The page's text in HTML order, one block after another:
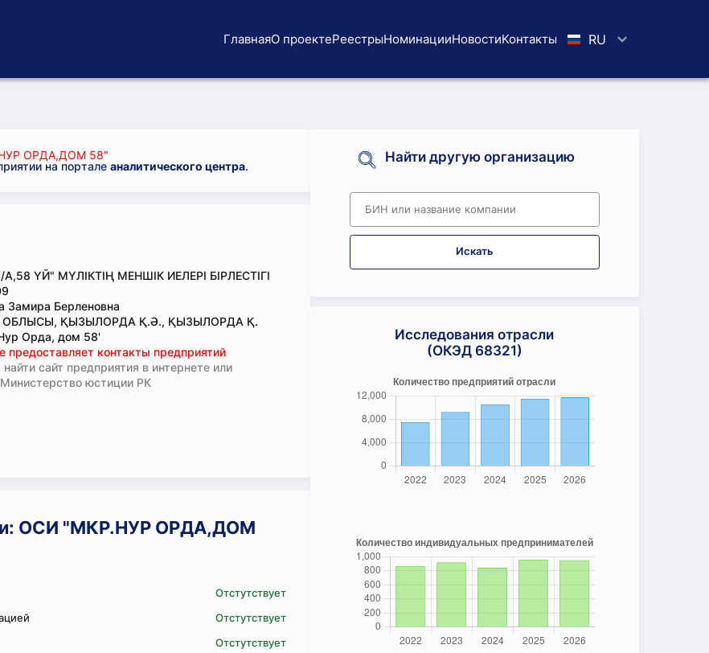
ГлавнаяО проектеРеестрыНоминацииНовостиKoнтaкты RU
ОРДА,ДОМ 58"
на портале аналитического центра.
ҮЙ" МҮЛІКТІҢ МЕНШІК ИЕЛЕРІ БІРЛЕСТІГІ
Замира Берленовна
ҚЫЗЫЛОРДА Қ.Ә., ҚЫЗЫЛОРДА Қ.
Орда, дом 58'
предоставляет контакты предприятий
сайт предприятия в интернете или
юстиции РК
ОСИ "МКР.НУР ОРДА,ДОМ
Отстутствует
Отстутствует
Отстутствует
Найти другую организацию
Искать
Исследования отрасли
(ОКЭД 68321)